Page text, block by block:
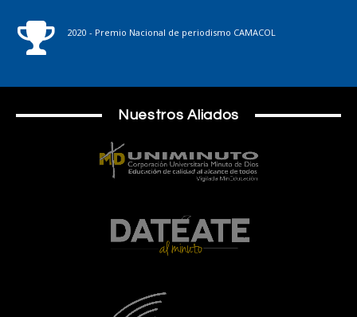
2020 - Premio Nacional de periodismo CAMACOL
Nuestros Aliados